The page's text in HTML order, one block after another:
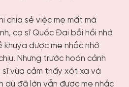
chia sẻ việc mẹ mất mà
ca sĩ Quốc Đại bồi hồi nhớ
khuya được mẹ nhắc nhở
Nhưng trước hoàn cảnh
sĩ vừa cảm thấy xót xa và
dù đã lớn vẫn được mẹ nhắc